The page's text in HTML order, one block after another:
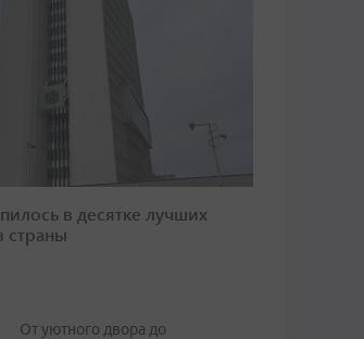
в десятке лучших
страны
От уютного двора до